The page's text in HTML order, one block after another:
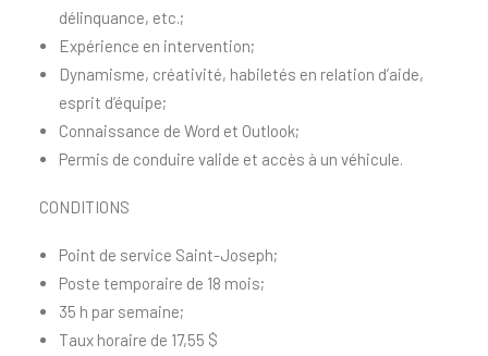
délinquance, etc.;
Expérience en intervention;
Dynamisme, créativité, habiletés en relation d’aide,
esprit d’équipe;
Connaissance de Word et Outlook;
Permis de conduire valide et accès à un véhicule.
CONDITIONS
Point de service Saint-Joseph;
Poste temporaire de 18 mois;
35 h par semaine;
Taux horaire de 17,55 $